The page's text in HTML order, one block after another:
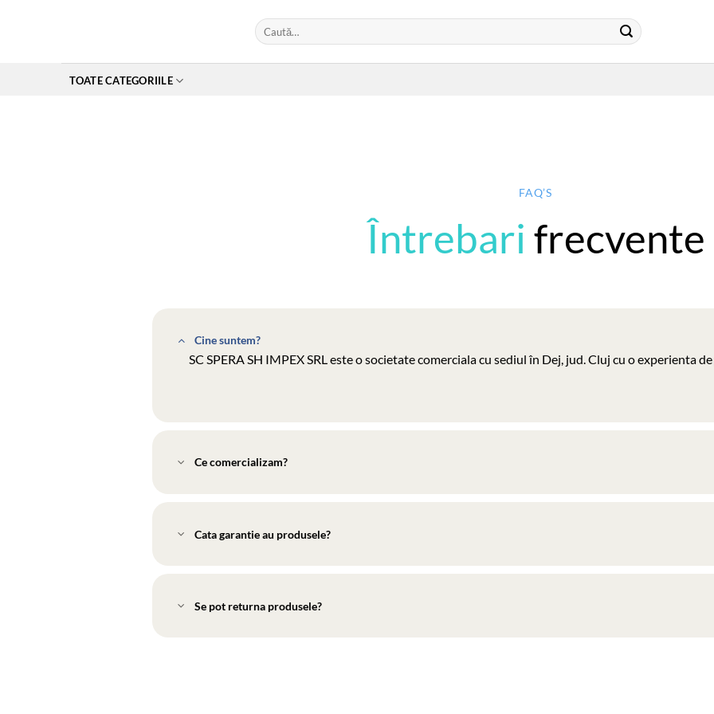
Caută
după:
TOATE CATEGORIILE
FAQ’S
Întrebari frecvente
Cine suntem?
SC SPERA SH IMPEX SRL este o societate comerciala cu sediul în Dej, jud. Cluj cu o experienta
Ce comercializam?
Cata garantie au produsele?
Se pot returna produsele?